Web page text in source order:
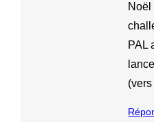
Noël
PAL